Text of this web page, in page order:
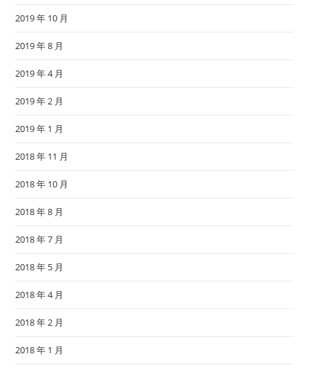
2019 年 10 月
2019 年 8 月
2019 年 4 月
2019 年 2 月
2019 年 1 月
2018 年 11 月
2018 年 10 月
2018 年 8 月
2018 年 7 月
2018 年 5 月
2018 年 4 月
2018 年 2 月
2018 年 1 月